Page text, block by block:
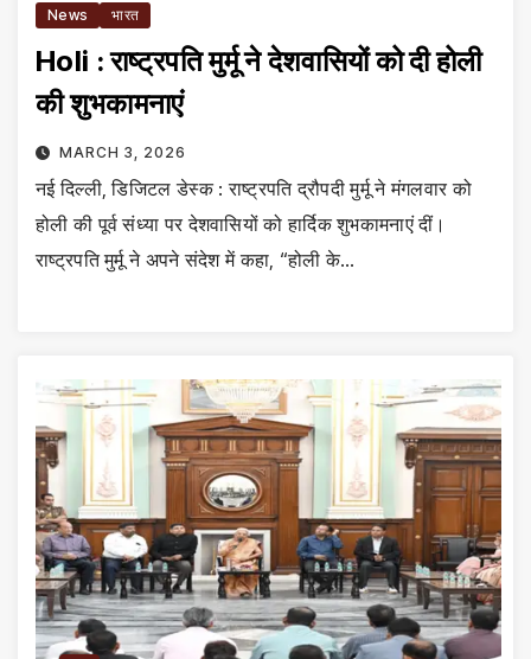
News भारत
Holi : राष्ट्रपति मुर्मू ने देशवासियों को दी होली
की शुभकामनाएं
MARCH 3, 2026
नई दिल्ली, डिजिटल डेस्क : राष्ट्रपति द्रौपदी मुर्मू ने मंगलवार को
होली की पूर्व संध्या पर देशवासियों को हार्दिक शुभकामनाएं दीं।
राष्ट्रपति मुर्मू ने अपने संदेश में कहा, “होली के…